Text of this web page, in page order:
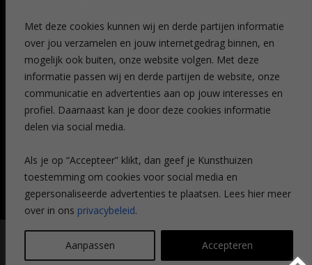
Met deze cookies kunnen wij en derde partijen informatie
over jou verzamelen en jouw internetgedrag binnen, en
mogelijk ook buiten, onze website volgen. Met deze
informatie passen wij en derde partijen de website, onze
communicatie en advertenties aan op jouw interesses en
profiel. Daarnaast kan je door deze cookies informatie
delen via social media.
Als je op “Accepteer” klikt, dan geef je Kunsthuizen
toestemming om cookies voor social media en
gepersonaliseerde advertenties te plaatsen. Lees hier meer
over in ons privacybeleid.
Aanpassen Accepteren
Leiden
Amsterdam
Breda
Favorieten
Mijn art alert
NIEUWSBRIEF
© Kunsthuizen 2026 All rights reserved | Disclaimer|
statement
Legit